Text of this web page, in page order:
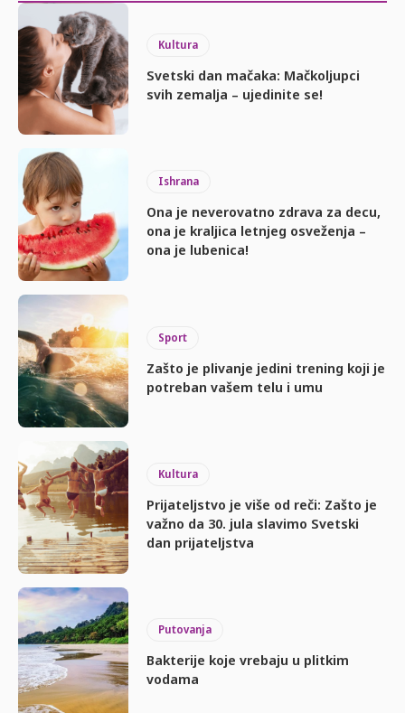
Kultura
Svetski dan mačaka: Mačkoljupci
svih zemalja – ujedinite se!
Ishrana
Ona je neverovatno zdrava za decu,
ona je kraljica letnjeg osveženja –
ona je lubenica!
Sport
Zašto je plivanje jedini trening koji je
potreban vašem telu i umu
Kultura
Prijateljstvo je više od reči: Zašto je
važno da 30. jula slavimo Svetski
dan prijateljstva
Putovanja
Bakterije koje vrebaju u plitkim
vodama